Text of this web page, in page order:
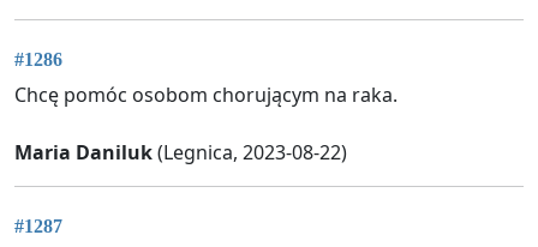
#1286
Chcę pomóc osobom chorującym na raka.
Maria Daniluk(Legnica, 2023-08-22)
#1287